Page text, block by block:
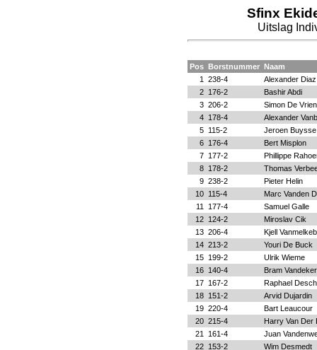
Sfinx
Uitslag
Pos Borstnummer Naam
1
238-4
Alexander
2 176-2
Bashir Abdi
3 206-2
Simon De
4 178-4
Alexander
5 115-2
Jeroen Buysse
6 176-4
Bert Misplon
7 177-2
Phillippe
8 178-2
Thomas
9 238-2
Pieter Helin
10 115-4
Marc Vanden
11
177-4
Samuel Galle
12 124-2
Miroslav Cik
13 206-4
Kjell
14 213-2
Youri De Buck
15 199-2
Ulrik Wieme
16 140-4
Bram
17 167-2
Raphael
18 151-2
Arvid Dujardin
19 220-4
Bart Leaucour
20 215-4
Harry Van Der
21
161-4
Juan
22 153-2
Wim Desmedt